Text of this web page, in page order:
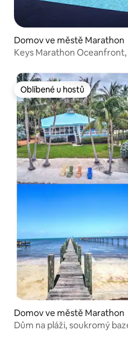
Domov ve městě Marathon
Keys Marathon Oceanfront,
Oblíbené u hostů
Oblíbené u hostů
Domov ve městě Marathon
Dům na pláži, soukromý